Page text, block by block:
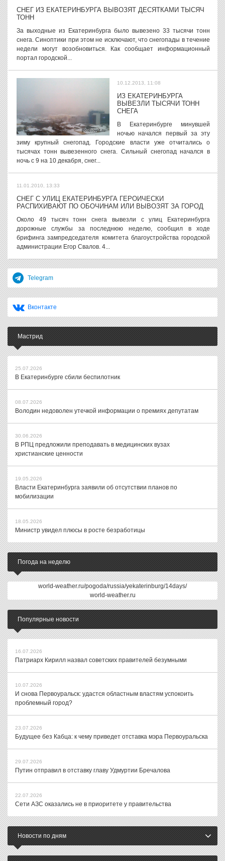
СНЕГ ИЗ ЕКАТЕРИНБУРГА ВЫВОЗЯТ ДЕСЯТКАМИ ТЫСЯЧ
ТОНН
За выходные из Екатеринбурга было вывезено 33 тысячи тонн
снега. Синоптики при этом не исключают, что снегопады в течение
недели могут возобновиться. Как сообщает информационный
портал городской...
10.12.2013, 11:08
ИЗ ЕКАТЕРИНБУРГА
ВЫВЕЗЛИ ТЫСЯЧИ ТОНН
СНЕГА
В Екатеринбурге минувшей
ночью начался первый за эту
зиму крупный снегопад. Городские власти уже отчитались о
тысячах тонн вывезенного снега. Сильный снегопад начался в
ночь с 9 на 10 декабря, снег...
11.01.2010, 13:33
СНЕГ С УЛИЦ ЕКАТЕРИНБУРГА ГЕРОИЧЕСКИ
РАСПИХИВАЮТ ПО ОБОЧИНАМ ИЛИ ВЫВОЗЯТ ЗА ГОРОД
Около 49 тысяч тонн снега вывезли с улиц Екатеринбурга
дорожные службы за последнюю неделю, сообщил в ходе
брифинга зампредседателя комитета благоустройства городской
администрации Егор Свалов. 4...
Telegram
Вконтакте
Мастрид
25.07.2026
В Екатеринбурге сбили беспилотник
08.07.2026
Володин недоволен утечкой информации о премиях депутатам
30.06.2026
В РПЦ предложили преподавать в медицинских вузах
христианские ценности
19.05.2026
Власти Екатеринбурга заявили об отсутствии планов по
мобилизации
18.05.2026
Министр увидел плюсы в росте безработицы
Погода на неделю
world-weather.ru/pogoda/russia/yekaterinburg/14days/
world-weather.ru
Популярные новости
16.07.2026
Патриарх Кирилл назвал советских правителей безумными
10.07.2026
И снова Первоуральск: удастся областным властям успокоить
проблемный город?
23.07.2026
Будущее без Кабца: к чему приведет отставка мэра Первоуральска
29.07.2026
Путин отправил в отставку главу Удмуртии Бречалова
22.07.2026
Сети АЗС оказались не в приоритете у правительства
Новости по дням